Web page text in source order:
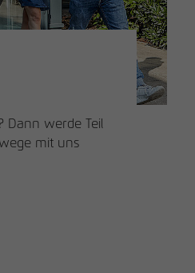
Dann werde Teil
mit uns